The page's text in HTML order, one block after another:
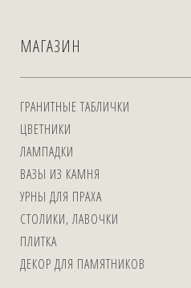
МАГАЗИН
ГРАНИТНЫЕ ТАБЛИЧКИ
ЦВЕТНИКИ
ЛАМПАДКИ
ВАЗЫ ИЗ КАМНЯ
УРНЫ ДЛЯ ПРАХА
СТОЛИКИ, ЛАВОЧКИ
ПЛИТКА
ДЕКОР ДЛЯ ПАМЯТНИКОВ